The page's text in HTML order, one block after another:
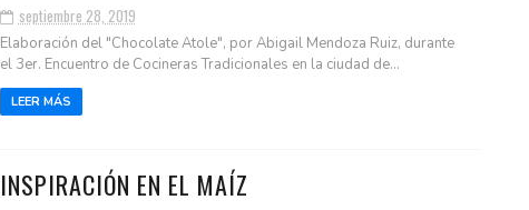
septiembre 28, 2019
Elaboración del "Chocolate Atole", por Abigail Mendoza Ruiz, durante
el 3er. Encuentro de Cocineras Tradicionales en la ciudad de...
LEER MÁS
INSPIRACIÓN EN EL MAÍZ